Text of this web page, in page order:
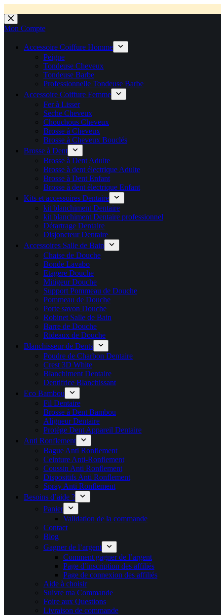
Passer
au
Mon Compte
Accessoire Coiffure Homme
Peigne
Tondeuse Cheveux
Tondeuse Barbe
Professionnelle Tondeuse Barbe
Accessoire Coiffure Femme
Fer à Lisser
Seche Cheveux
Chouchous Cheveux
Brosse à Cheveux
Brosse à Cheveux Bouclés
Brosse à Dent
Brosse à Dent Adulte
Brosse à dent électrique Adulte
Brosse à Dent Enfant
Brosse à dent électrique Enfant
Kits et accessoires Dentaire
kit blanchiment Dentaire
kit blanchiment Dentaire professionnel
Détartrage Dentaire
Disjoncteur Dentaire
Accessoires Salle de Bain
Chaise de Douche
Bonde Lavabo
Etagere Douche
Mitigeur Douche
Support Pommeau de Douche
Pommeau de Douche
Porte savon Douche
Robinet Salle de Bain
Barre de Douche
Rideaux de Douche
Blanchisseur de Dents
Poudre de Charbon Dentaire
Crest 3D White
Blanchiment Dentaire
Dentifrice Blanchissant
Eco Bambou
Fil Dentaire
Brosse à Dent Bambou
Aligneur Dentaire
Protège Dent Appareil Dentaire
Anti Ronflement
Bague Anti Ronflement
Ceinture Anti-Ronflement
Coussin Anti Ronflement
Dispositifs Anti Ronflement
Spray Anti Ronflement
Besoins d’aide ?
Panier
Validation de la commande
Contact
Blog
Gagner de l’argent
Comment gagner de l’argent
Page d’inscription des affiliés
Page de connexion des affiliés
Aide à choisir
Suivre ma Commande
Foire aux Questions
Livraison de commande